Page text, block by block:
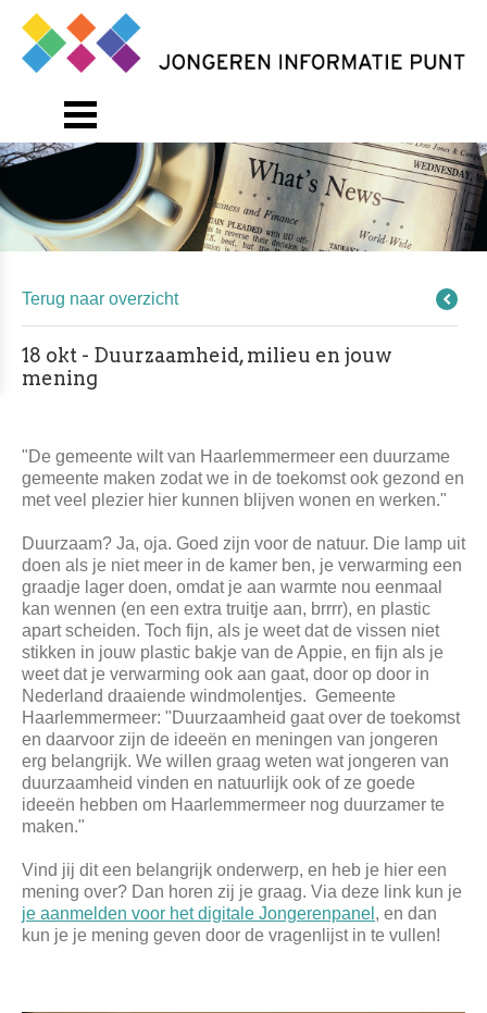
Terug naar overzicht
18 okt - Duurzaamheid, milieu en jouw
mening
"De gemeente wilt van Haarlemmermeer een duurzame
gemeente maken zodat we in de toekomst ook gezond en
met veel plezier hier kunnen blijven wonen en werken."
Duurzaam? Ja, oja. Goed zijn voor de natuur. Die lamp uit
doen als je niet meer in de kamer ben, je verwarming een
graadje lager doen, omdat je aan warmte nou eenmaal
kan wennen (en een extra truitje aan, brrrr), en plastic
apart scheiden. Toch fijn, als je weet dat de vissen niet
stikken in jouw plastic bakje van de Appie, en fijn als je
weet dat je verwarming ook aan gaat, door op door in
Nederland draaiende windmolentjes. Gemeente
Haarlemmermeer: "Duurzaamheid gaat over de toekomst
en daarvoor zijn de ideeën en meningen van jongeren
erg belangrijk. We willen graag weten wat jongeren van
duurzaamheid vinden en natuurlijk ook of ze goede
ideeën hebben om Haarlemmermeer nog duurzamer te
maken."
Vind jij dit een belangrijk onderwerp, en heb je hier een
mening over? Dan horen zij je graag. Via deze link kun je
je aanmelden voor het digitale Jongerenpanel , en dan
kun je je mening geven door de vragenlijst in te vullen!